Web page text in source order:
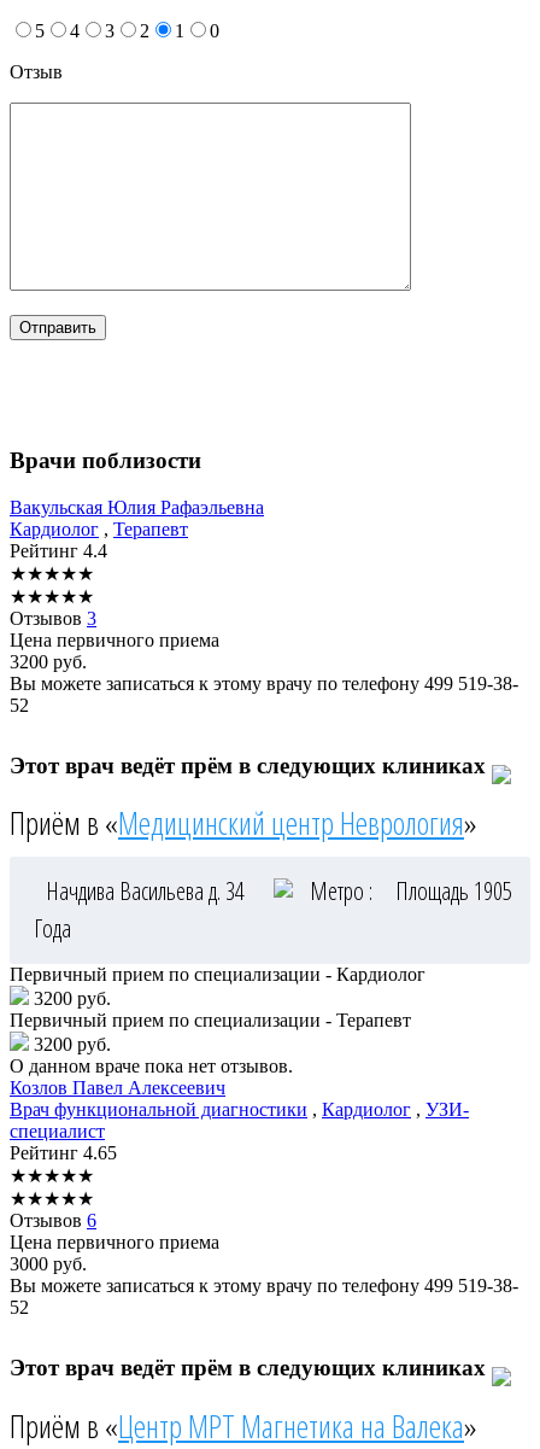
5 4 3 2 1
0
Отзыв
Врачи поблизости
Вакульская Юлия Рафаэльевна
Кардиолог , Терапевт
Рейтинг 4.4
★★★★★
★★★★★
Отзывов 3
Цена первичного приема
3200 руб.
Вы можете записаться к этому врачу по телефону 499 519-38-
52
Этот врач ведёт прём в следующих клиниках
Приём в «Медицинский центр Неврология»
Начдива Васильева д. 34 Метро :
Площадь 1905
Года
Первичный прием по специализации - Кардиолог
3200 руб.
Первичный прием по специализации - Терапевт
3200 руб.
О данном враче пока нет отзывов.
Козлов Павел Алексеевич
Врач функциональной диагностики , Кардиолог , УЗИ-
специалист
Рейтинг 4.65
★★★★★
★★★★★
Отзывов 6
Цена первичного приема
3000 руб.
Вы можете записаться к этому врачу по телефону 499 519-38-
52
Этот врач ведёт прём в следующих клиниках
Приём в «Центр МРТ Магнетика на Валека»